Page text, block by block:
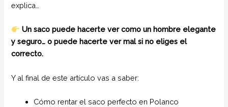
explica…
Un saco puede hacerte ver como un hombre elegante
y seguro… o puede hacerte ver mal si no eliges el
correcto.
Y al final de este artículo vas a saber:
Cómo rentar el saco perfecto en Polanco